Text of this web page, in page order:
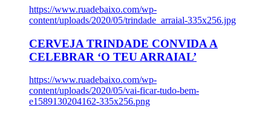
https://www.ruadebaixo.com/wp-
content/uploads/2020/05/trindade_arraial-335x256.jpg
CERVEJA TRINDADE CONVIDA A
CELEBRAR ‘O TEU ARRAIAL’
https://www.ruadebaixo.com/wp-
content/uploads/2020/05/vai-ficar-tudo-bem-
e1589130204162-335x256.png